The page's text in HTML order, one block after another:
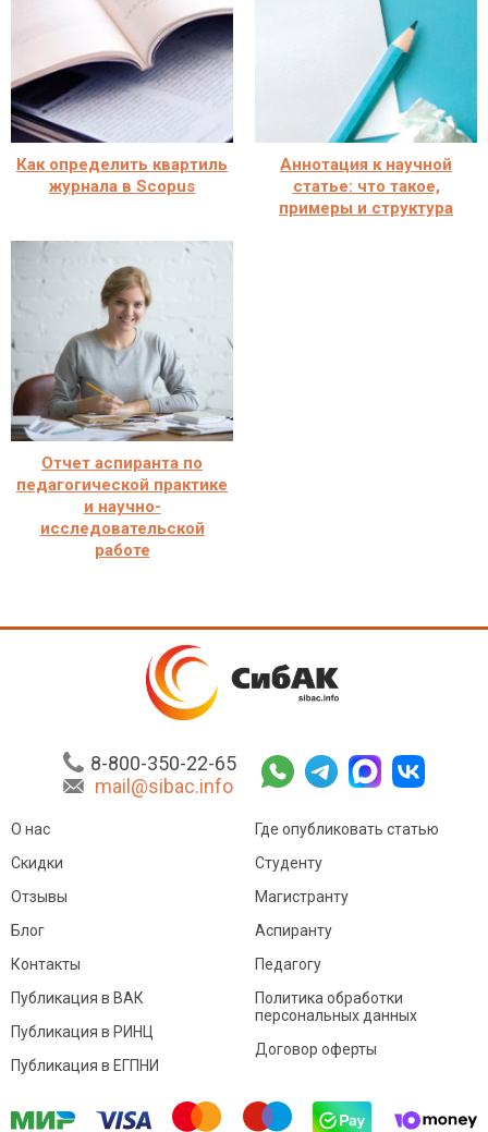
Как определить квартиль
журнала в Scopus
Аннотация к научной
статье: что такое,
примеры и структура
Отчет аспиранта по
педагогической практике
и научно-
исследовательской
работе
8-800-350-22-65
mail@sibac.info
О нас
Скидки
Отзывы
Блог
Контакты
Где опубликовать статью
Студенту
Магистранту
Аспиранту
Педагогу
Публикация в ВАК
Публикация в РИНЦ
Публикация в ЕГПНИ
Политика обработки
персональных данных
Договор оферты